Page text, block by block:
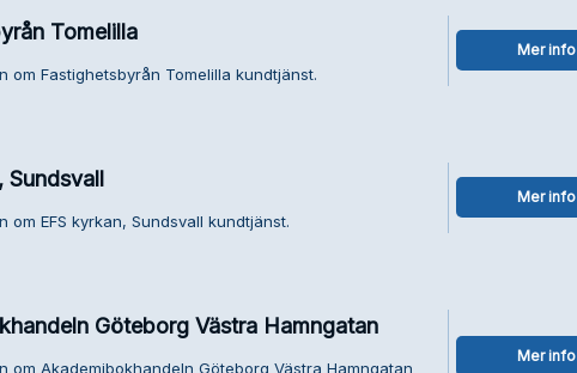
Tomelilla
om Fastighetsbyrån Tomelilla kundtjänst.
Mer info
Sundsvall
om EFS kyrkan, Sundsvall kundtjänst.
Mer info
Göteborg Västra Hamngatan
om Akademibokhandeln Göteborg Västra Hamngatan
Mer info